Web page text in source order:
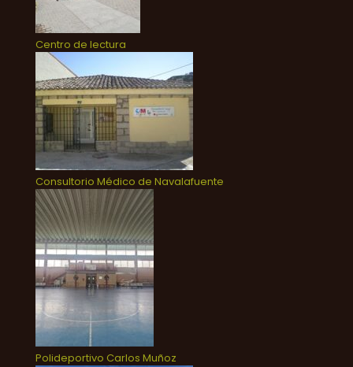
Centro de lectura
Consultorio Médico de Navalafuente
Polideportivo Carlos Muñoz